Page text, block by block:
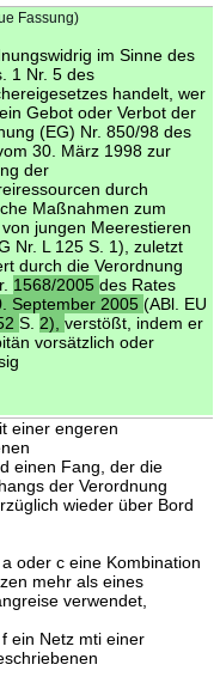
Fassung)
im Sinne des
1 Nr. 5 des
handelt, wer
Gebot oder Verbot der
(EG) Nr. 850/98 des
30. März 1998 zur
der
durch
Maßnahmen zum
jungen Meerestieren
Nr. L 125 S. 1), zuletzt
durch die Verordnung
1568/2005 des Rates
September 2005 (ABl. EU
S. 2), verstößt, indem er
vorsätzlich oder
einer engeren
einen Fang, der die
der Verordnung
wieder über Bord
oder c eine Kombination
mehr als eines
verwendet,
ein Netz mti einer